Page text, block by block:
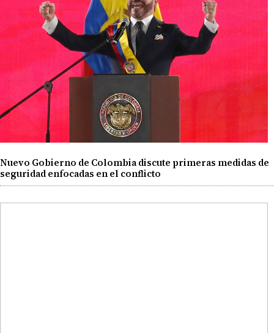
Nuevo Gobierno de Colombia discute primeras medidas de
seguridad enfocadas en el conflicto